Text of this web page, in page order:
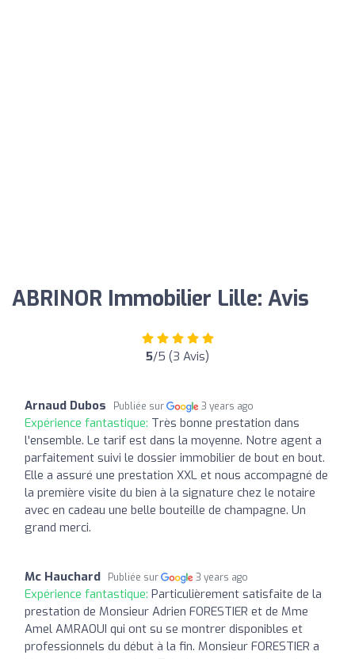
ABRINOR Immobilier Lille: Avis
5/5 (3 Avis)
Arnaud Dubos Publiée sur 3 years ago
Expérience fantastique: Très bonne prestation dans
l'ensemble. Le tarif est dans la moyenne. Notre agent a
parfaitement suivi le dossier immobilier de bout en bout.
Elle a assuré une prestation XXL et nous accompagné de
la première visite du bien à la signature chez le notaire
avec en cadeau une belle bouteille de champagne. Un
grand merci.
Mc Hauchard Publiée sur 3 years ago
Expérience fantastique: Particulièrement satisfaite de la
prestation de Monsieur Adrien FORESTIER et de Mme
Amel AMRAOUI qui ont su se montrer disponibles et
professionnels du début à la fin. Monsieur FORESTIER a